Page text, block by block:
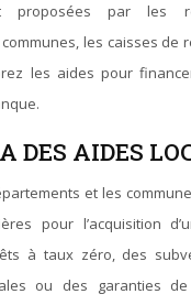
proposées par les
les caisses de
les aides pour
DES AIDES
et les
pour l’acquisition
à taux zéro, des
ou des garanties